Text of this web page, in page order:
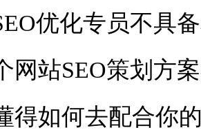
优化专员不具
网站SEO策划方
得如何去配合你